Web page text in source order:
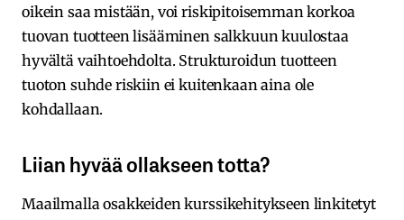
oikein saa mistään, voi riskipitoisemman korkoa
tuovan tuotteen lisääminen salkkuun kuulostaa
hyvältä vaihtoehdolta. Strukturoidun tuotteen
tuoton suhde riskiin ei kuitenkaan aina ole
kohdallaan.
Liian hyvää ollakseen totta?
Maailmalla osakkeiden kurssikehitykseen linkitetyt